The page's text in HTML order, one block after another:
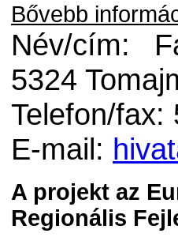
Bővebb
Név/cím:
5324
Telefon/fax:
E-mail:
A projekt az
Regionális